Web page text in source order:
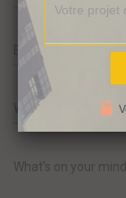
Email*
Website
What's on your